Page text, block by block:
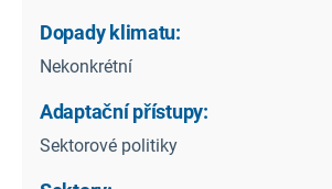
Dopady klimatu:
Nekonkrétní
Adaptační přístupy:
Sektorové politiky